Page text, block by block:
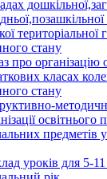
стану
про організацію
класах
стану
предметів
уроків для 5-